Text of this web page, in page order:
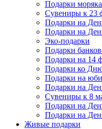
Подарки
Сувениры к 23
Подарки на
Подарки на
Эко-подарки
Подарки
Подарки на 14
Подарки ко Дню
Подарки на
Подарки на
Сувениры к 8
Подарки на
Подарки на
Живые подарки